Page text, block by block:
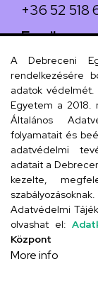
+36 52 518
Email
Cím
4024
UD
A Debreceni
rendelkezésére
adatok védelmét.
Egyetem a 2018.
Általános
folyamatait és
adatvédelmi
adatait a
kezelte,
Adatvédelmi
olvashat el:
Központ
More info